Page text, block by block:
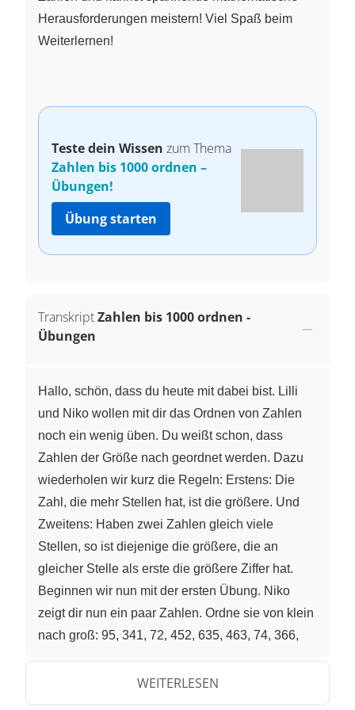
Herausforderungen meistern! Viel Spaß beim
Weiterlernen!
Teste dein Wissen zum Thema
Zahlen bis 1000 ordnen –
Übungen!
Übung starten
TranskriptZahlen bis 1000 ordnen -
Übungen
Hallo, schön, dass du heute mit dabei bist. Lilli
und Niko wollen mit dir das Ordnen von Zahlen
noch ein wenig üben. Du weißt schon, dass
Zahlen der Größe nach geordnet werden. Dazu
wiederholen wir kurz die Regeln: Erstens: Die
Zahl, die mehr Stellen hat, ist die größere. Und
Zweitens: Haben zwei Zahlen gleich viele
Stellen, so ist diejenige die größere, die an
gleicher Stelle als erste die größere Ziffer hat.
Beginnen wir nun mit der ersten Übung. Niko
zeigt dir nun ein paar Zahlen. Ordne sie von klein
nach groß: 95, 341, 72, 452, 635, 463, 74, 366,
zweistelligen Zahlen, dann erst die dreistelligen.
Halte das Video kurz an und nimm dir Zeit die
WEITERLESEN